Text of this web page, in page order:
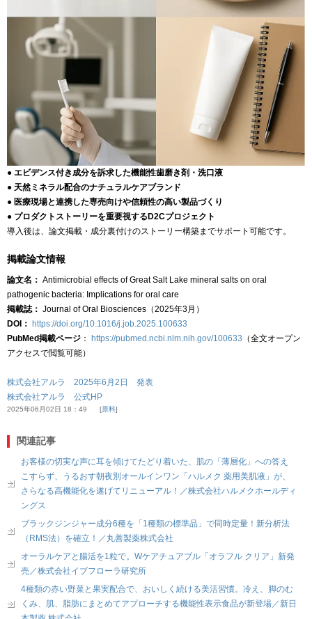
● エビデンス付き成分を訴求した機能性歯磨き剤・洗口液
● 天然ミネラル配合のナチュラルケアブランド
● 医療現場と連携した専売向けや信頼性の高い製品づくり
● プロダクトストーリーを重要視するD2Cプロジェクト
導入後は、論文掲載・成分裏付けのストーリー構築までサポート可能です。
掲載論文情報
論文名： Antimicrobial effects of Great Salt Lake mineral salts on oral
pathogenic bacteria: Implications for oral care
掲載誌： Journal of Oral Biosciences（2025年3月）
DOI：
https://doi.org/10.1016/j.job.2025.100633
PubMed掲載ページ ： https://pubmed.ncbi.nlm.nih.gov/100633 （全文オープン
アクセスで閲覧可能）
株式会社アルラ 2025年6月2日 発表
株式会社アルラ 公式HP
2025年06月02日 18：49 原料
関連記事
お客様の切実な声に耳を傾けてたどり着いた、肌の「薄層化」への答え
こすらず、うるおす朝夜別オールインワン「ハルメク 薬用美肌液」が、
さらなる高機能化を遂げてリニューアル！／株式会社ハルメクホールディ
ングス
ブラックジンジャー成分6種を「1種類の標準品」で同時定量！新分析法
（RMS法）を確立！／丸善製薬株式会社
オーラルケアと腸活を1粒で。Wケアチュアブル「オラフル クリア」新発
売／株式会社イブフローラ研究所
4種類の赤い野菜と果実配合で、おいしく続ける美活習慣。冷え、脚のむ
くみ、肌、脂肪にまとめてアプローチする機能性表示食品が新登場／新日